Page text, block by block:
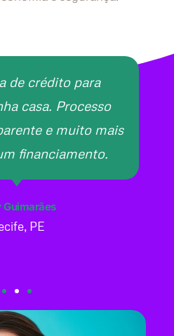
de crédito para
casa. Processo
e muito mais
financiamento.
Guimarães
PE